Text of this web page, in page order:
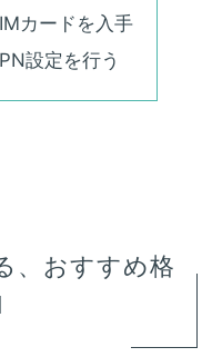
カードを入手
設定を行う
、おすすめ格